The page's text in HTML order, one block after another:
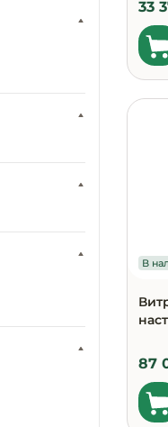
33
В
87